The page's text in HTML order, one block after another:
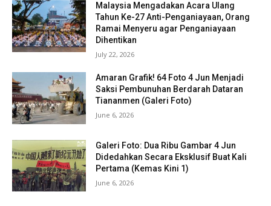
Malaysia Mengadakan Acara Ulang
Tahun Ke-27 Anti-Penganiayaan, Orang
Ramai Menyeru agar Penganiayaan
Dihentikan
July 22, 2026
Amaran Grafik! 64 Foto 4 Jun Menjadi
Saksi Pembunuhan Berdarah Dataran
Tiananmen (Galeri Foto)
June 6, 2026
Galeri Foto: Dua Ribu Gambar 4 Jun
Didedahkan Secara Eksklusif Buat Kali
Pertama (Kemas Kini 1)
June 6, 2026